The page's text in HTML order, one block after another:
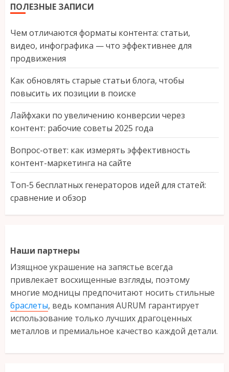
ПОЛЕЗНЫЕ ЗАПИСИ
Чем отличаются форматы контента: статьи,
видео, инфографика — что эффективнее для
продвижения
Как обновлять старые статьи блога, чтобы
повысить их позиции в поиске
Лайфхаки по увеличению конверсии через
контент: рабочие советы 2025 года
Вопрос-ответ: как измерять эффективность
контент-маркетинга на сайте
Топ-5 бесплатных генераторов идей для статей:
сравнение и обзор
Наши партнеры
Изящное украшение на запястье всегда
привлекает восхищенные взгляды, поэтому
многие модницы предпочитают носить стильные
браслеты, ведь компания AURUM гарантирует
использование только лучших драгоценных
металлов и премиальное качество каждой детали.